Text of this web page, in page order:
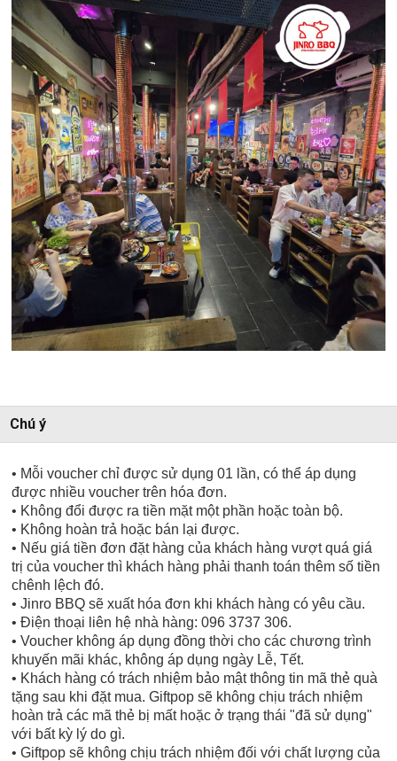
Chú ý
• Mỗi voucher chỉ được sử dụng 01 lần, có thể áp dụng
được nhiều voucher trên hóa đơn.
• Không đổi được ra tiền mặt một phần hoặc toàn bộ.
• Không hoàn trả hoặc bán lại được.
• Nếu giá tiền đơn đặt hàng của khách hàng vượt quá giá
trị của voucher thì khách hàng phải thanh toán thêm số tiền
chênh lệch đó.
• Jinro BBQ sẽ xuất hóa đơn khi khách hàng có yêu cầu.
• Điện thoại liên hệ nhà hàng: 096 3737 306.
• Voucher không áp dụng đồng thời cho các chương trình
khuyến mãi khác, không áp dụng ngày Lễ, Tết.
• Khách hàng có trách nhiệm bảo mật thông tin mã thẻ quà
tặng sau khi đặt mua. Giftpop sẽ không chịu trách nhiệm
hoàn trả các mã thẻ bị mất hoặc ở trạng thái "đã sử dụng"
với bất kỳ lý do gì.
• Giftpop sẽ không chịu trách nhiệm đối với chất lượng của